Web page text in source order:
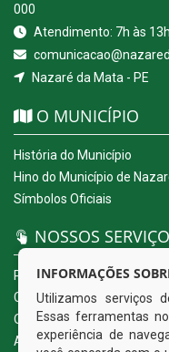
000
Atendimento: 7h às 13h
Nazaré da Mata - PE
O MUNICÍPIO
História do Município
Hino do Município de
Símbolos Oficiais
NOSSOS
Portal da Transparência
Carta de Serviços ao
Ouvidoria Eletrônica
Acesso a Informação
INFORMAÇÕES
Utilizamos serviços
Essas ferramentas
experiência de